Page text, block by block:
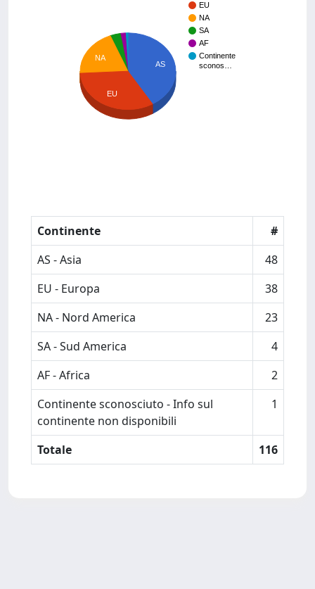
EU
NA
SA
AF
Continente
sconos…
AS
NA
EU
Continente
#
AS - Asia
48
EU - Europa
38
NA - Nord America
23
SA - Sud America
4
AF - Africa
2
Continente sconosciuto - Info sul
continente non disponibili
1
Totale 116